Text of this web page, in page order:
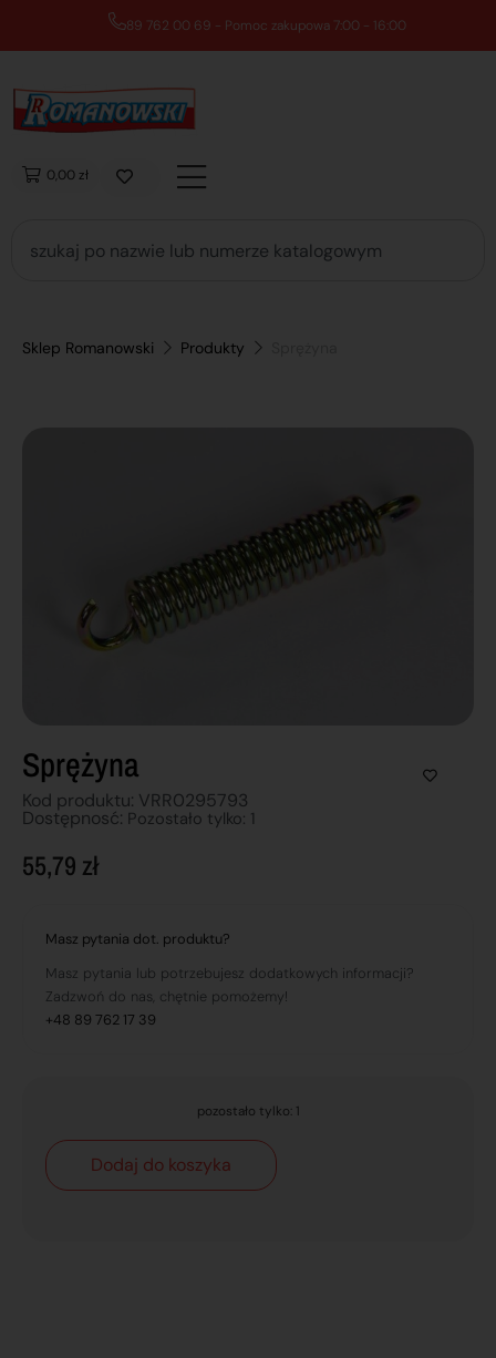
89 762 00 69 - Pomoc zakupowa 7:00 - 16:00
0,00 zł
Sklep Romanowski Produkty
Sprężyna
Kod produktu: VRR0295793
Dostępnosć: Pozostało tylko: 1
55,79 zł
Masz pytania dot. produktu?
Masz pytania lub potrzebujesz dodatkowych informacji?
Zadzwoń do nas, chętnie pomożemy!
+48 89 762 17 39
pozostało tylko: 1
Dodaj do koszyka